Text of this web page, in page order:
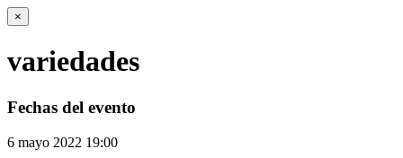
×
variedades
Fechas del evento
6 mayo 2022 19:00